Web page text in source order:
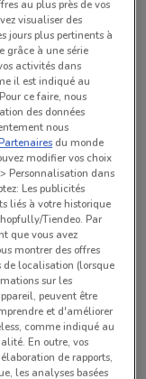
le moment
Paris
Paris
au plus près de vos
visualiser des
jours plus pertinents à
grâce à une série
activités dans
il est indiqué au
ce faire, nous
des données
nous
du monde
modifier vos choix
Personnalisation dans
Les publicités
liés à votre historique
Tiendeo. Par
que vous avez
montrer des offres
de localisation (lorsque
sur les
peuvent être
et d'améliorer
comme indiqué au
En outre, vos
de rapports,
les analyses basées